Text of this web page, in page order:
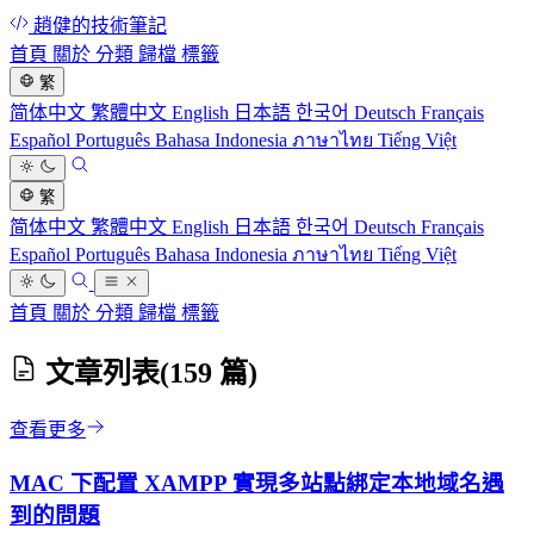
趙健的技術筆記
首頁 關於 分類 歸檔 標籤
繁
简体中文 繁體中文 English 日本語 한국어 Deutsch Français
Español Português Bahasa Indonesia ภาษาไทย Tiếng Việt
繁
简体中文 繁體中文 English 日本語 한국어 Deutsch Français
Español Português Bahasa Indonesia ภาษาไทย Tiếng Việt
首頁 關於 分類 歸檔 標籤
文章列表(159 篇)
查看更多
MAC 下配置 XAMPP 實現多站點綁定本地域名遇
到的問題